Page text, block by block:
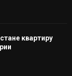
квартиру